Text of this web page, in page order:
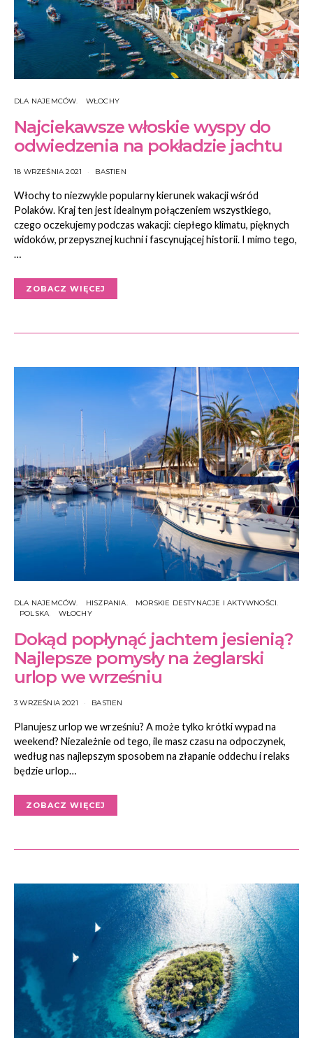
DLA NAJEMCÓW WŁOCHY
Najciekawsze włoskie wyspy do
odwiedzenia na pokładzie jachtu
18 WRZEŚNIA 2021 BASTIEN
Włochy to niezwykle popularny kierunek wakacji wśród
Polaków. Kraj ten jest idealnym połączeniem wszystkiego,
czego oczekujemy podczas wakacji: ciepłego klimatu, pięknych
widoków, przepysznej kuchni i fascynującej historii. I mimo tego,
…
ZOBACZ WIĘCEJ
DLA NAJEMCÓW HISZPANIA
MORSKIE DESTYNACJE I AKTYWNOŚCI
POLSKA
WŁOCHY
Dokąd popłynąć jachtem jesienią?
Najlepsze pomysły na żeglarski
urlop we wrześniu
3 WRZEŚNIA 2021 BASTIEN
Planujesz urlop we wrześniu? A może tylko krótki wypad na
weekend? Niezależnie od tego, ile masz czasu na odpoczynek,
według nas najlepszym sposobem na złapanie oddechu i relaks
będzie urlop…
ZOBACZ WIĘCEJ